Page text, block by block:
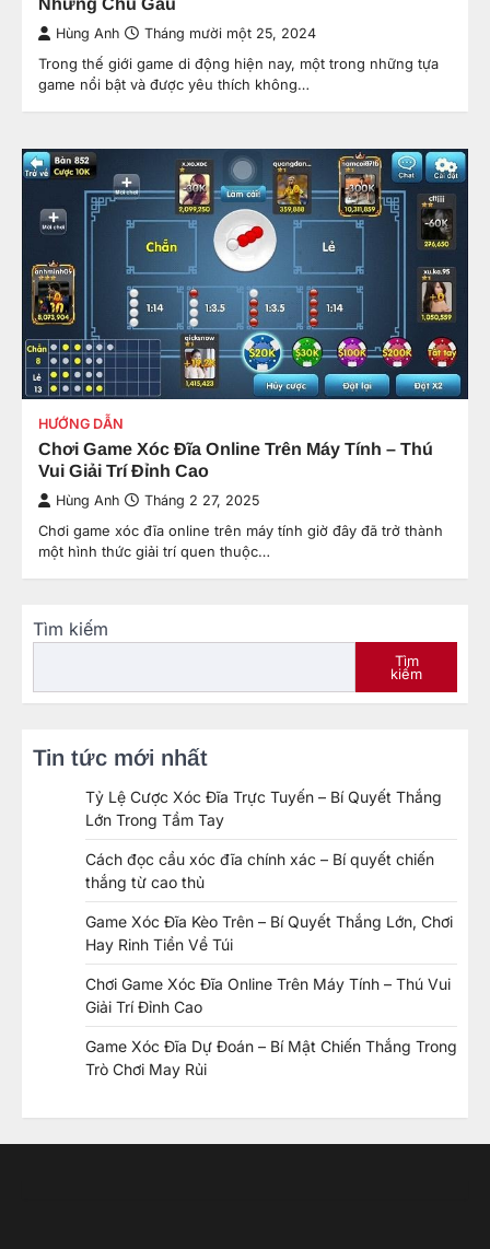
Hùng Anh Tháng mười một 25, 2024
Trong thế giới game di động hiện nay, một trong những tựa
game nổi bật và được yêu thích không…
HƯỚNG DẪN
Chơi Game Xóc Đĩa Online Trên Máy Tính – Thú
Vui Giải Trí Đỉnh Cao
Hùng Anh Tháng 2 27, 2025
Chơi game xóc đĩa online trên máy tính giờ đây đã trở thành
một hình thức giải trí quen thuộc…
Tìm kiếm
Tìm
kiếm
Tin tức mới nhất
Tỷ Lệ Cược Xóc Đĩa Trực Tuyến – Bí Quyết Thắng
Lớn Trong Tầm Tay
Cách đọc cầu xóc đĩa chính xác – Bí quyết chiến
thắng từ cao thủ
Game Xóc Đĩa Kèo Trên – Bí Quyết Thắng Lớn, Chơi
Hay Rinh Tiền Về Túi
Chơi Game Xóc Đĩa Online Trên Máy Tính – Thú Vui
Giải Trí Đỉnh Cao
Game Xóc Đĩa Dự Đoán – Bí Mật Chiến Thắng Trong
Trò Chơi May Rủi